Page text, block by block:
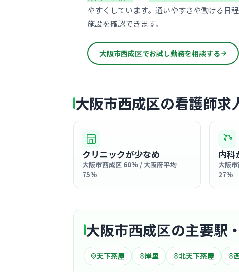
やすくしています。通いやすさや働ける日
施設を確認できます。
大阪市西成区でお試し勤務を相談する
大阪市西成区の看護師求
クリニックが少なめ
大阪市西成区 60% / 大阪府平均
75%
内科
大阪
27%
大阪市西成区の主要駅
天下茶屋 岸里 北天下茶屋